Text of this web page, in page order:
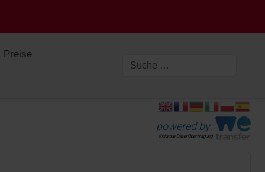
Preise
powered by:
einfache Datenübertragung